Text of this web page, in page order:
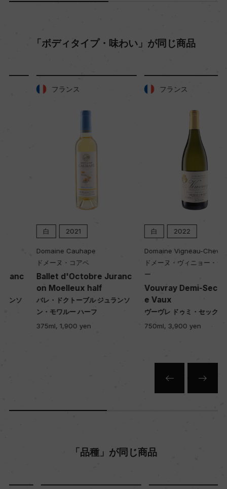
「ボディタイプ・味わい」が同じ商品
フランス
2021
Domaine Cauhape
ドメーヌ・コアペ
Ballet d'Octobre Juranc
on Moelleux half
バレ・ドクトーブル ジュランソ
ン・モワルー ハーフ
375ml, 1,900 yen
フランス
2022
Domaine Vigneau-Chevreau
ドメーヌ・ヴィニョー・シュヴロ
ー
Vouvray Demi-Sec Clos d
e Vaux
ヴーヴレ ドゥミ・セック
750ml, 3,900 yen
「品種」が同じ商品